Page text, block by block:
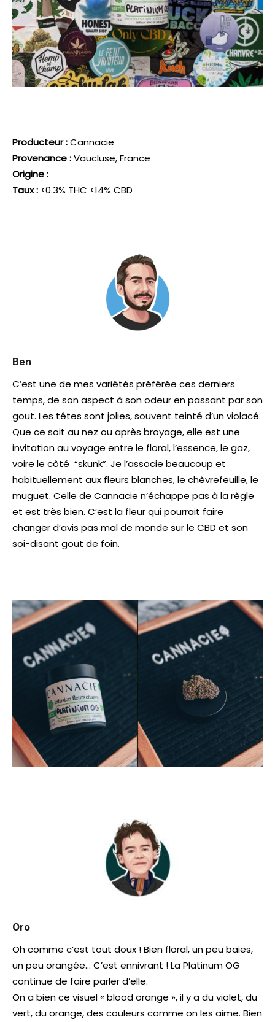
Producteur :Cannacie
Provenance :Vaucluse, France
Origine :
Taux : <0.3% THC <14% CBD
Ben
C’est une de mes variétés préférée ces derniers
temps, de son aspect à son odeur en passant par son
gout. Les têtes sont jolies, souvent teinté d’un violacé.
Que ce soit au nez ou après broyage, elle est une
invitation au voyage entre le floral, l’essence, le gaz,
voire le côté “skunk”. Je l’associe beaucoup et
habituellement aux fleurs blanches, le chèvrefeuille, le
muguet. Celle de Cannacie n’échappe pas à la règle
et est très bien. C’est la fleur qui pourrait faire
changer d’avis pas mal de monde sur le CBD et son
soi-disant gout de foin.
Oro
Oh comme c’est tout doux ! Bien floral, un peu baies,
un peu orangée… C’est ennivrant ! La Platinum OG
continue de faire parler d’elle.
On a bien ce visuel « blood orange », il y a du violet, du
vert, du orange, des couleurs comme on les aime. Bien